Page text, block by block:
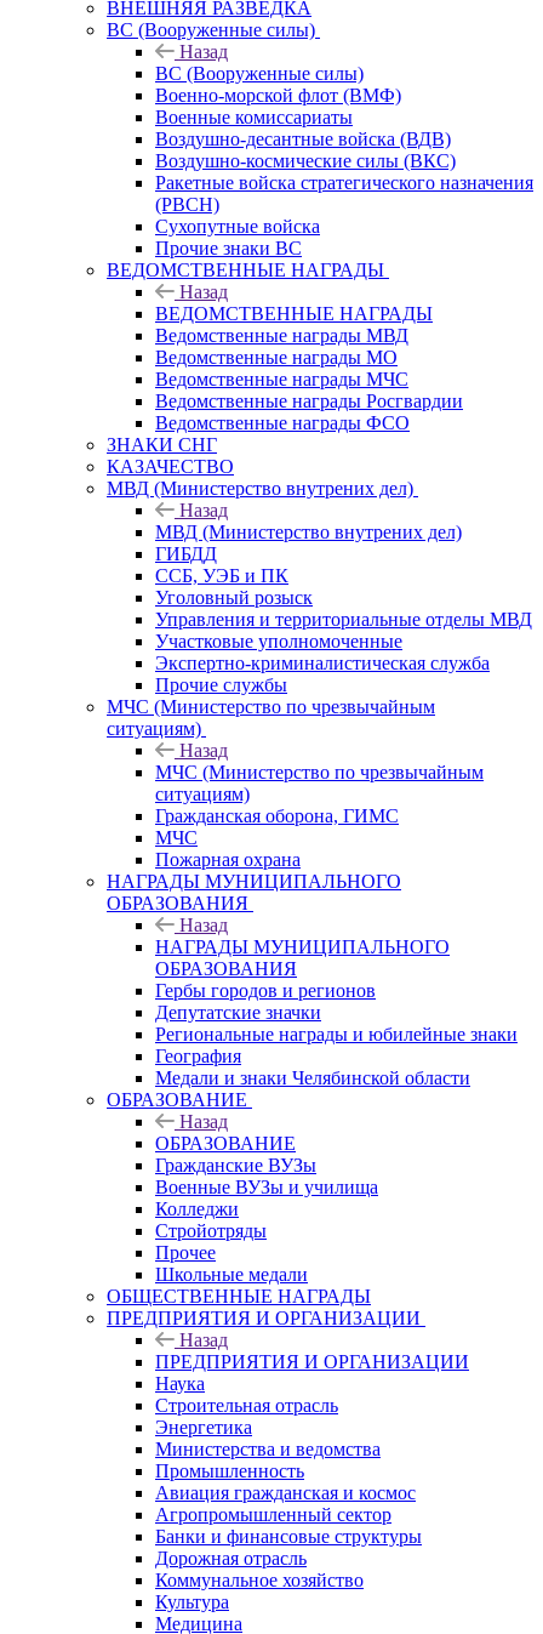
ВНЕШНЯЯ РАЗВЕДКА
ВС (Вооруженные силы)
Назад
ВС (Вооруженные силы)
Военно-морской флот (ВМФ)
Военные комиссариаты
Воздушно-десантные войска (ВДВ)
Воздушно-космические силы (ВКС)
Ракетные войска стратегического назначения
(РВСН)
Сухопутные войска
Прочие знаки ВС
ВЕДОМСТВЕННЫЕ НАГРАДЫ
Назад
ВЕДОМСТВЕННЫЕ НАГРАДЫ
Ведомственные награды МВД
Ведомственные награды МО
Ведомственные награды МЧС
Ведомственные награды Росгвардии
Ведомственные награды ФСО
ЗНАКИ СНГ
КАЗАЧЕСТВО
МВД (Министерство внутрених дел)
Назад
МВД (Министерство внутрених дел)
ГИБДД
ССБ, УЭБ и ПК
Уголовный розыск
Управления и территориальные отделы МВД
Участковые уполномоченные
Экспертно-криминалистическая служба
Прочие службы
МЧС (Министерство по чрезвычайным
ситуациям)
Назад
МЧС (Министерство по чрезвычайным
ситуациям)
Гражданская оборона, ГИМС
МЧС
Пожарная охрана
НАГРАДЫ МУНИЦИПАЛЬНОГО
ОБРАЗОВАНИЯ
Назад
НАГРАДЫ МУНИЦИПАЛЬНОГО
ОБРАЗОВАНИЯ
Гербы городов и регионов
Депутатские значки
Региональные награды и юбилейные знаки
География
Медали и знаки Челябинской области
ОБРАЗОВАНИЕ
Назад
ОБРАЗОВАНИЕ
Гражданские ВУЗы
Военные ВУЗы и училища
Колледжи
Стройотряды
Прочее
Школьные медали
ОБЩЕСТВЕННЫЕ НАГРАДЫ
ПРЕДПРИЯТИЯ И ОРГАНИЗАЦИИ
Назад
ПРЕДПРИЯТИЯ И ОРГАНИЗАЦИИ
Наука
Строительная отрасль
Энергетика
Министерства и ведомства
Промышленность
Авиация гражданская и космос
Агропромышленный сектор
Банки и финансовые структуры
Дорожная отрасль
Коммунальное хозяйство
Культура
Медицина